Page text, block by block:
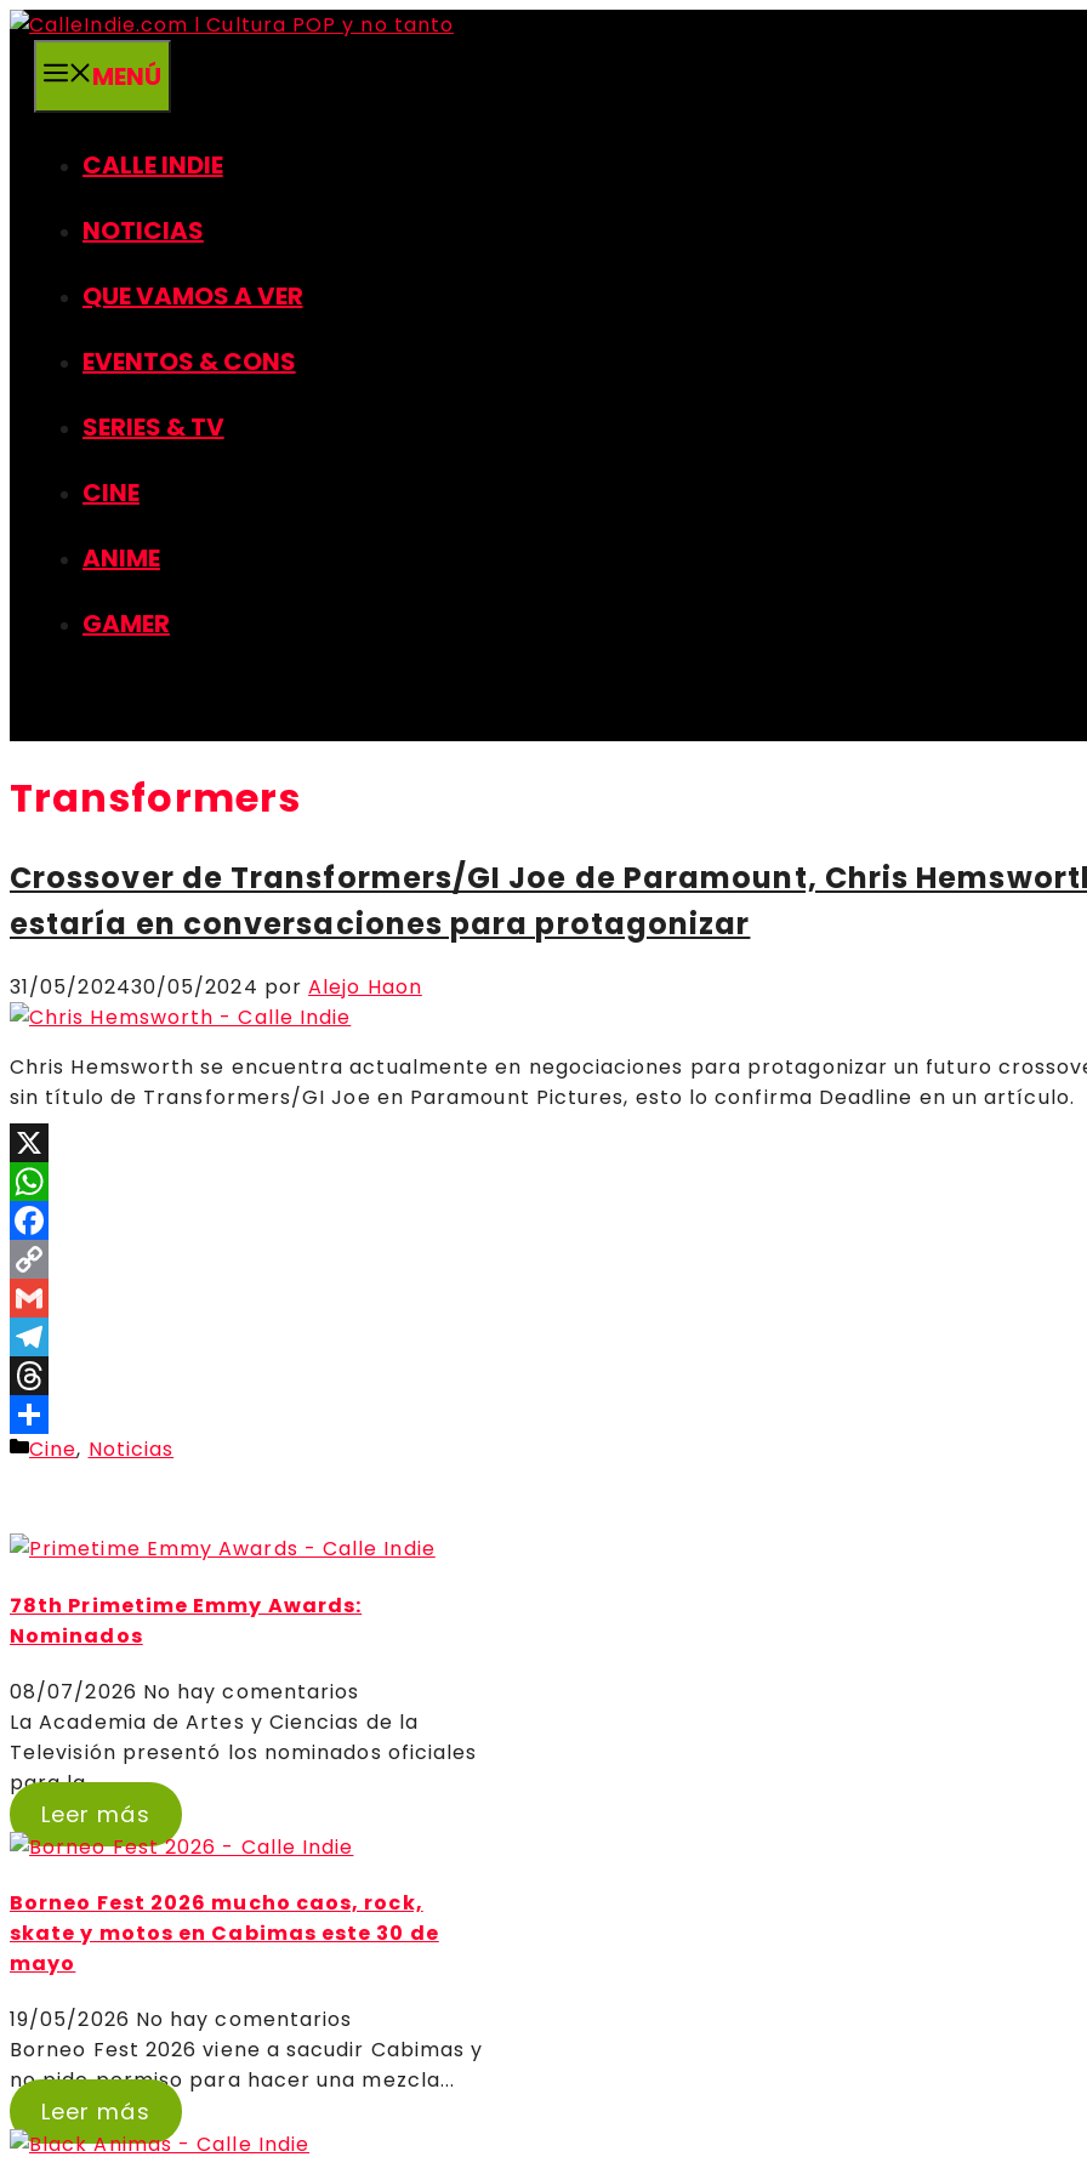
Saltar
contenidoMENÚ
CALLE INDIE
NOTICIAS
QUE VAMOS A VER
EVENTOS & CONS
SERIES & TV
CINE
ANIME
GAMER
Transformers
Crossover de Transformers/GI Joe de Paramount, Chris
estaría en conversaciones para protagonizar
31/05/202430/05/2024 porAlejo Haon
Chris Hemsworth se encuentra actualmente en negociaciones para protagonizar un futuro
sin título de Transformers/GI Joe en Paramount Pictures, esto lo confirma Deadline en un artículo.
X
WhatsApp
Facebook
Copy
Link
Gmail
Telegram
Threads
Compartir
Categorías
Cine, Noticias
78th Primetime Emmy Awards:
Nominados
08/07/2026 No hay comentarios
La Academia de Artes y Ciencias de la
Televisión presentó los nominados oficiales
para la...
Leer más
Borneo Fest 2026 mucho caos, rock,
skate y motos en Cabimas este 30 de
mayo
19/05/2026 No hay comentarios
Borneo Fest 2026 viene a sacudir Cabimas y
no pide permiso para hacer una mezcla...
Leer más